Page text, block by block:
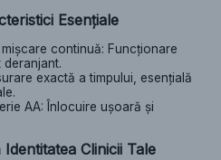
Esențiale
continuă: Funcționare
exactă a timpului, esențială
AA: Înlocuire ușoară și
Clinicii Tale